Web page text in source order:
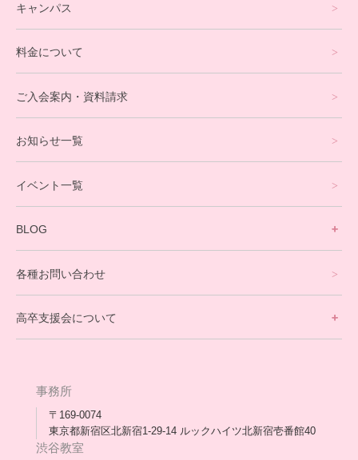
オンラインコース
eスポーツコース
就労支援コース
英会話・海外留学コース
寮生活サポート
卒業生の今
[家庭訪問カウンセリング]
キャンパス
料金について
ご入会案内・資料請求
お知らせ一覧
イベント一覧
BLOG
保護者交流だより一覧
会長コラム一覧
各種お問い合わせ
高卒支援会について
メディア出演
スタッフ紹介
事務所
〒169-0074
東京都新宿区北新宿1-29-14 ルックハイツ北新宿壱番館40
渋谷教室